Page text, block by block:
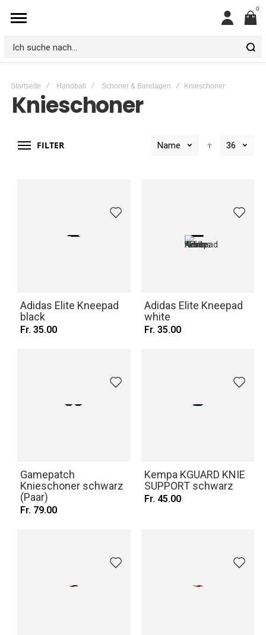
Mein
0
Ich
nach...
Startseite Handball Schoner & Bandagen Knieschoner
Knieschoner
FILTER Name 36
Adidas Elite Kneepad
black
Fr. 35.00
Adidas Elite Kneepad
white
Fr. 35.00
Gamepatch
Knieschoner schwarz
(Paar)
Fr. 79.00
Kempa KGUARD KNIE
SUPPORT schwarz
Fr. 45.00